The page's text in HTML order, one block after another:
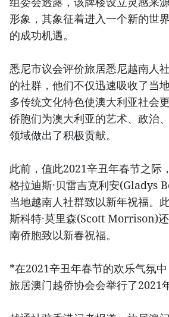
形象，其象征着进入一个新的世
的成功机遇。
悉尼市议会评价旅居悉尼越南人
的社群，他们不仅迅速吸收了当
多传统文化特色使澳大利亚社会
侨胞们为澳大利亚的艺术、政治
领域做出了积极贡献。
此前，值此2021辛丑年春节之际
格拉迪斯·贝雷吉克利安(Gladys
当地越南人社群致以新年祝福。
斯科特·莫里森(Scott Morrison)
南侨胞致以新春祝福。
*在2021辛丑年春节的欢乐气氛中
旅居澳门越侨协会会举行了2021